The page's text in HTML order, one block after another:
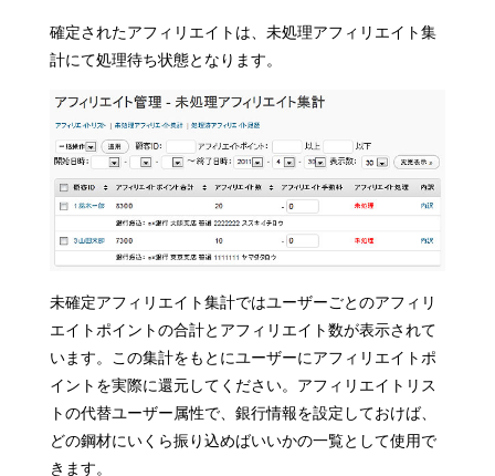
確定されたアフィリエイトは、未処理アフィリエイト集
計にて処理待ち状態となります。
未確定アフィリエイト集計ではユーザーごとのアフィリ
エイトポイントの合計とアフィリエイト数が表示されて
います。この集計をもとにユーザーにアフィリエイトポ
イントを実際に還元してください。アフィリエイトリス
トの代替ユーザー属性で、銀行情報を設定しておけば、
どの鋼材にいくら振り込めばいいかの一覧として使用で
きます。